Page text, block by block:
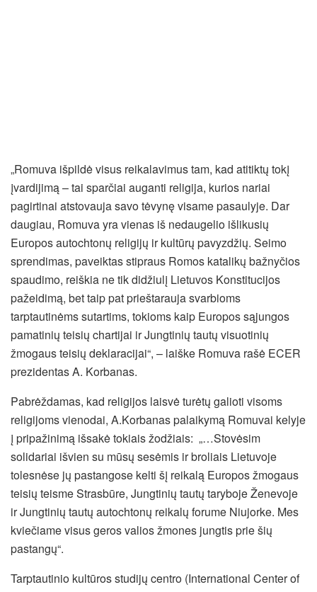
„Romuva išpildė visus reikalavimus tam, kad atitiktų tokį
įvardijimą – tai sparčiai auganti religija, kurios nariai
pagirtinai atstovauja savo tėvynę visame pasaulyje. Dar
daugiau, Romuva yra vienas iš nedaugelio išlikusių
Europos autochtonų religijų ir kultūrų pavyzdžių. Seimo
sprendimas, paveiktas stipraus Romos katalikų bažnyčios
spaudimo, reiškia ne tik didžiulį Lietuvos Konstitucijos
pažeidimą, bet taip pat prieštarauja svarbioms
tarptautinėms sutartims, tokioms kaip Europos sąjungos
pamatinių teisių chartijai ir Jungtinių tautų visuotinių
žmogaus teisių deklaracijai“, – laiške Romuva rašė ECER
prezidentas A. Korbanas.
Pabrėždamas, kad religijos laisvė turėtų galioti visoms
religijoms vienodai, A.Korbanas palaikymą Romuvai kelyje
į pripažinimą išsakė tokiais žodžiais: „…Stovėsim
solidariai išvien su mūsų sesėmis ir broliais Lietuvoje
tolesnėse jų pastangose kelti šį reikalą Europos žmogaus
teisių teisme Strasbūre, Jungtinių tautų taryboje Ženevoje
ir Jungtinių tautų autochtonų reikalų forume Niujorke. Mes
kviečiame visus geros valios žmones jungtis prie šių
pastangų“.
Tarptautinio kultūros studijų centro (International Center of